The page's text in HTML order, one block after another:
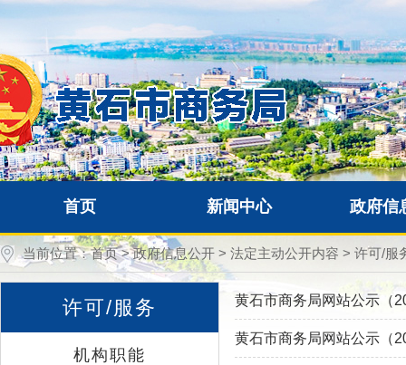
首页 新闻中心 政府信
当前位置：首页>政府信息公开 > 法定主动公开内容 > 许可/服
许可/服务
机构职能
黄石市商务局网站公示（
黄石市商务局网站公示（